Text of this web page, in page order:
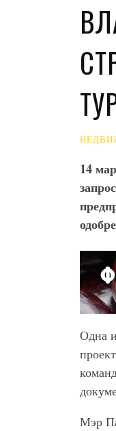
14
Одна
Мэр